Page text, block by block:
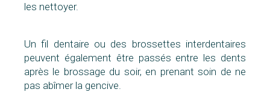
les nettoyer.
Un fil dentaire ou des brossettes interdentaires
peuvent également être passés entre les dents
après le brossage du soir, en prenant soin de ne
pas abîmer la gencive.